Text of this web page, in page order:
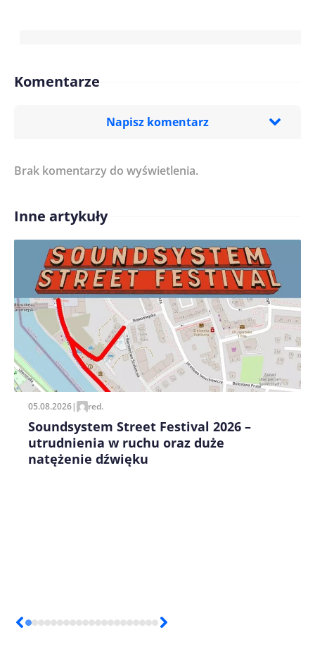
Komentarze
Napisz komentarz
Treść komentarza*
Imię/ Nick*
Zapamiętaj moje dane w tej przeglądarce podczas
pisania kolejnych komentarzy.
Brak komentarzy do wyświetlenia.
Inne artykuły
05.08.2026| red.
Soundsystem Street Festival 2026 –
utrudnienia w ruchu oraz duże
natężenie dźwięku